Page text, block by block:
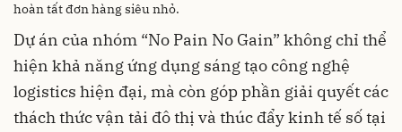
hoàn tất đơn hàng siêu nhỏ.
Dự án của nhóm “No Pain No Gain” không chỉ thể
hiện khả năng ứng dụng sáng tạo công nghệ
logistics hiện đại, mà còn góp phần giải quyết các
thách thức vận tải đô thị và thúc đẩy kinh tế số tại